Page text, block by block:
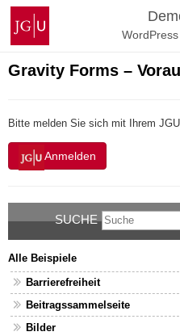
Zum
Inhalt
springen
Johannes
Gutenberg-
Universität
Mainz
Gravity Forms –
Bitte melden Sie sich mit Ihrem
Anmelden
SUCHE
Alle Beispiele
Barrierefreiheit
Beitragssammelseite
Bilder